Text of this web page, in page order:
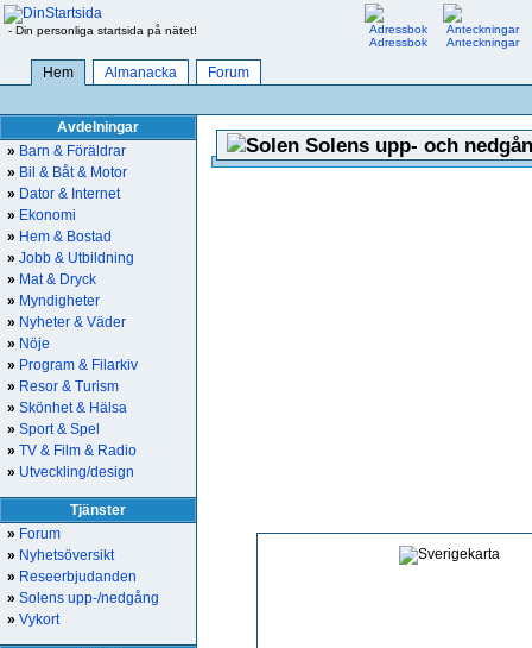
- Din personliga startsida på nätet!
Adressbok
Anteckningar
Hem Almanacka Forum
Avdelningar
» Barn & Föräldrar
» Bil & Båt & Motor
» Dator & Internet
» Ekonomi
» Hem & Bostad
» Jobb & Utbildning
» Mat & Dryck
» Myndigheter
» Nyheter & Väder
» Nöje
» Program & Filarkiv
» Resor & Turism
» Skönhet & Hälsa
» Sport & Spel
» TV & Film & Radio
» Utveckling/design
Tjänster
» Forum
» Nyhetsöversikt
» Reseerbjudanden
» Solens upp-/nedgång
» Vykort
Solens upp- och